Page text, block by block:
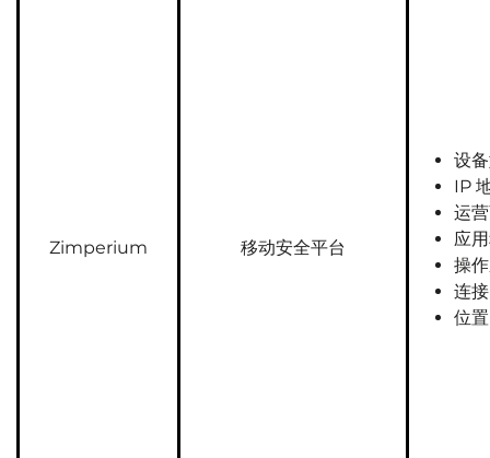
Zimperium 移动安全平台
设
IP
运
应
操
连接
位置